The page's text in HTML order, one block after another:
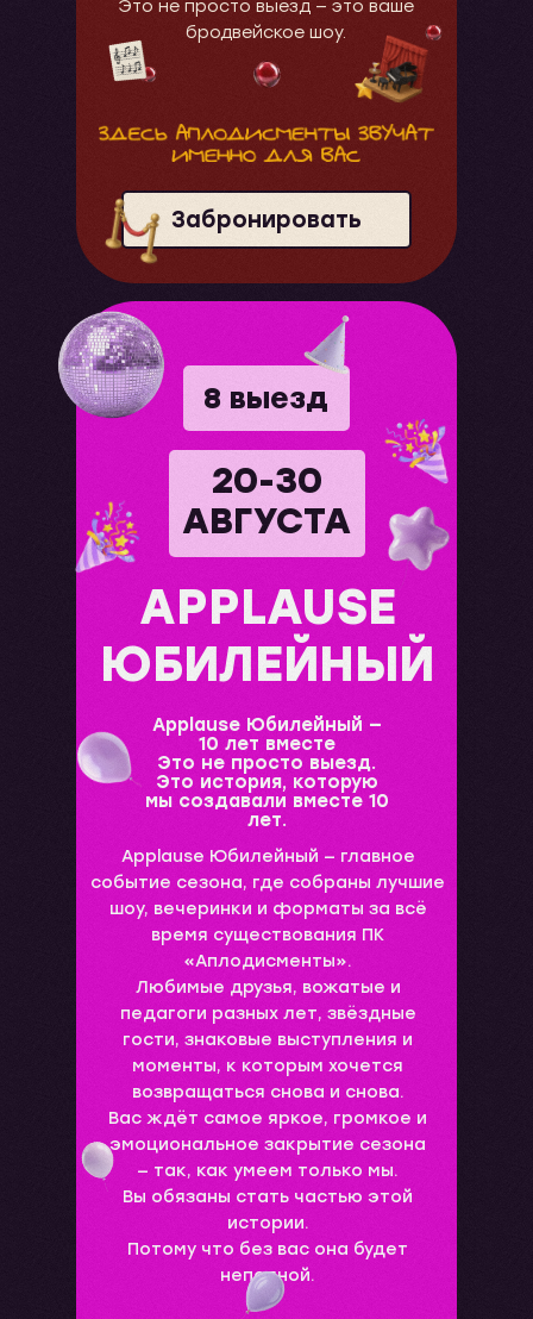
Забронировать
Это не просто выезд — это ваше
бродвейское шоу.
8 выезд
20-30
АВГУСТА
ЮБИЛЕЙНЫЙ
APPLAUSE
Applause Юбилейный —
10 лет вместе
Это не просто выезд.
Это история, которую
мы создавали вместе 10
лет.
Applause Юбилейный — главное
событие сезона, где собраны лучшие
шоу, вечеринки и форматы за всё
время существования ПК
«Аплодисменты».
Любимые друзья, вожатые и
педагоги разных лет, звёздные
гости, знаковые выступления и
моменты, к которым хочется
возвращаться снова и снова.
Вас ждёт самое яркое, громкое и
эмоциональное закрытие сезона
— так, как умеем только мы.
Вы обязаны стать частью этой
истории.
Потому что без вас она будет
неполной.